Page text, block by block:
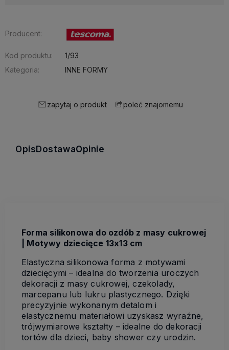
Producent:
Kod produktu:
1/93
Kategoria:
INNE FORMY
zapytaj o produkt poleć znajomemu
OpisDostawaOpinie
Forma silikonowa do ozdób z masy cukrowej
| Motywy dziecięce 13x13 cm
Elastyczna silikonowa forma z motywami
dziecięcymi – idealna do tworzenia uroczych
dekoracji z masy cukrowej, czekolady,
marcepanu lub lukru plastycznego. Dzięki
precyzyjnie wykonanym detalom i
elastycznemu materiałowi uzyskasz wyraźne,
trójwymiarowe kształty – idealne do dekoracji
tortów dla dzieci, baby shower czy urodzin.